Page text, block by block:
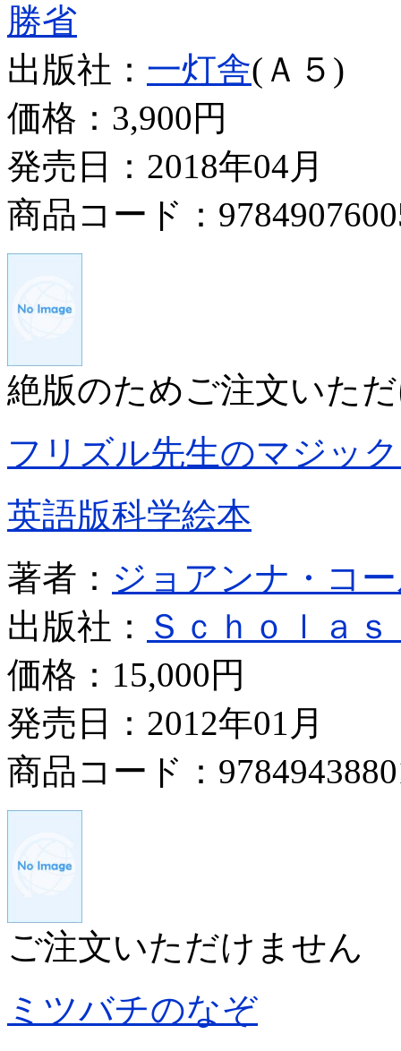
勝省
出版社： 一灯舎(Ａ５)
価格： 3,900円
発売日：2018年04月
商品コード：
絶版のためご注文いた
フリズル先生のマジッ
英語版科学絵本
著者： ジョアンナ・コ
出版社：
Ｓｃｈｏｌａ
価格： 15,000円
発売日：2012年01月
商品コード：
ご注文いただけません
ミツバチのなぞ